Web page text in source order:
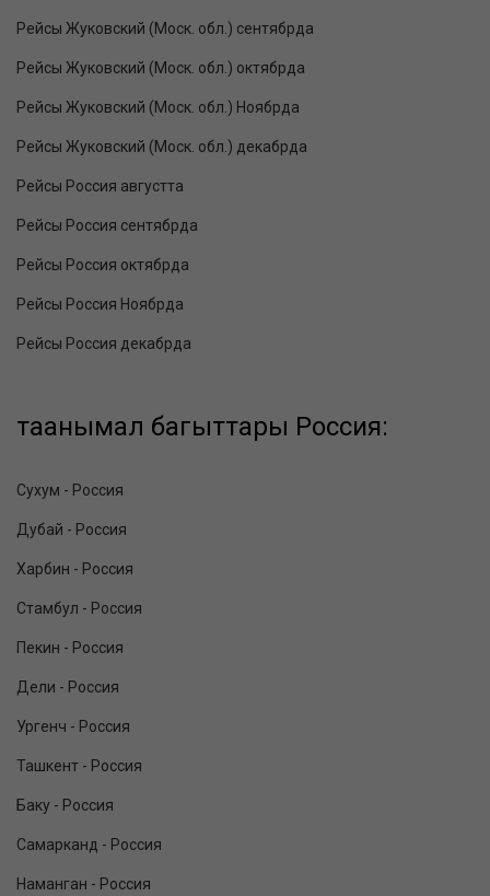
Рейсы Жуковский (Моск. обл.) сентябрда
Рейсы Жуковский (Моск. обл.) октябрда
Рейсы Жуковский (Моск. обл.) Ноябрда
Рейсы Жуковский (Моск. обл.) декабрда
Рейсы Россия августта
Рейсы Россия сентябрда
Рейсы Россия октябрда
Рейсы Россия Ноябрда
Рейсы Россия декабрда
таанымал багыттары Россия:
Сухум - Россия
Дубай - Россия
Харбин - Россия
Стамбул - Россия
Пекин - Россия
Дели - Россия
Ургенч - Россия
Ташкент - Россия
Баку - Россия
Самарканд - Россия
Наманган - Россия